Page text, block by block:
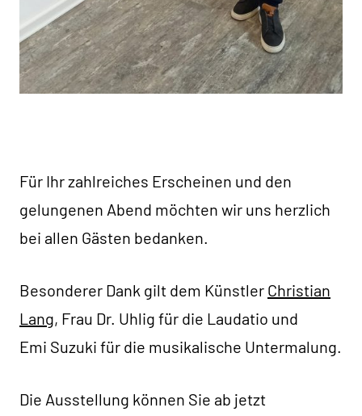
Für Ihr zahlreiches Erscheinen und den
gelungenen Abend möchten wir uns herzlich
bei allen Gästen bedanken.
Besonderer Dank gilt dem Künstler Christian
Lang, Frau Dr. Uhlig für die Laudatio und
Emi Suzuki für die musikalische Untermalung.
Die Ausstellung können Sie ab jetzt